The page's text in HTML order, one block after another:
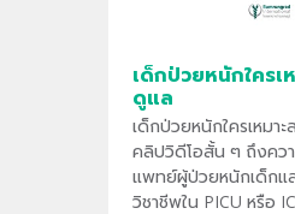
เด็กป่วยหนักใครเ
ดูแล
เด็กป่วยหนักใครเหมา
คลิปวิดีโอสั้น ๆ ถึงคว
แพทย์ผู้ป่วยหนักเด็กแ
วิชาชีพใน PICU หรือ